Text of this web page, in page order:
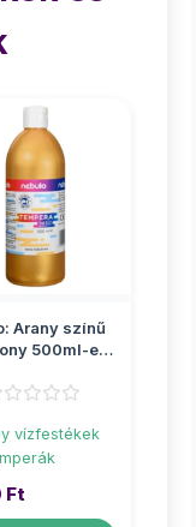
Arany színű
500ml-es
vízfestékek
Ft